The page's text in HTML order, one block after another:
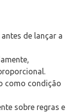
de lançar a
como condição
sobre regras e